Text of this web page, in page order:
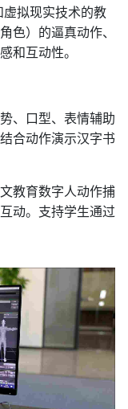
虚拟现实技术的教
色）的逼真动作、
和互动性。
、口型、表情辅助
合动作演示汉字书
教育数字人动作捕
动。支持学生通过